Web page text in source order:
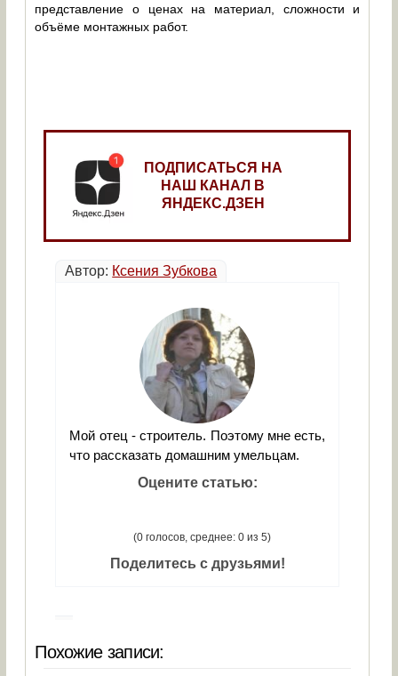
представление о ценах на материал, сложности и
объёме монтажных работ.
ПОДПИСАТЬСЯ НА
НАШ КАНАЛ В
ЯНДЕКС.ДЗЕН
Автор: Ксения Зубкова
Мой отец - строитель. Поэтому мне есть,
что рассказать домашним умельцам.
Оцените статью:
(0 голосов, среднее: 0 из 5)
Поделитесь с друзьями!
Похожие записи: